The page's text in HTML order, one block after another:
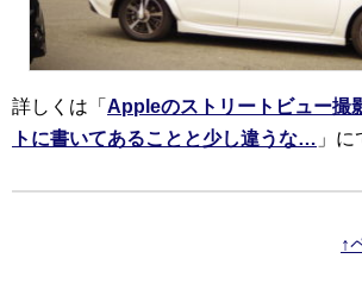
詳しくは「 Appleのストリートビュー撮
トに書いてあることと少し違うな… 」に
↑